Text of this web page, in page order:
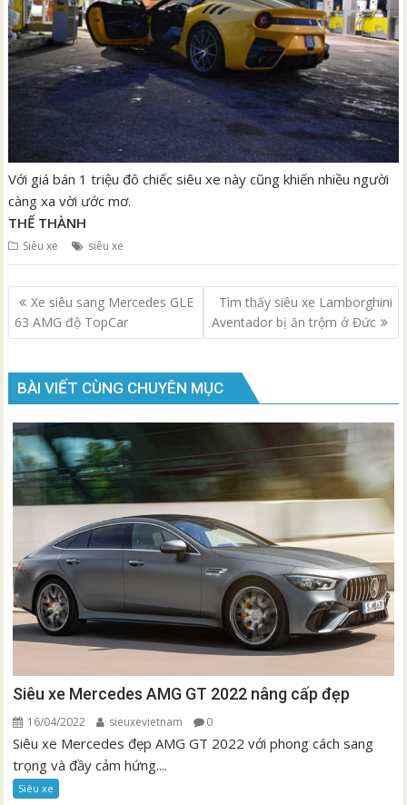
Với giá bán 1 triệu đô chiếc siêu xe này cũng khiến nhiều người
càng xa vời ước mơ.
THẾ THÀNH
Siêu xe siêu xe
Điều
hướng
bài
viết
Xe siêu sang Mercedes GLE
63 AMG độ TopCar
Tìm thấy siêu xe Lamborghini
Aventador bị ăn trộm ở Đức
BÀI VIẾT CÙNG CHUYÊN MỤC
Siêu xe Mercedes AMG GT 2022 nâng cấp đẹp
16/04/2022 sieuxevietnam 0
Siêu xe Mercedes đẹp AMG GT 2022 với phong cách sang
trọng và đầy cảm hứng....
Siêu xe